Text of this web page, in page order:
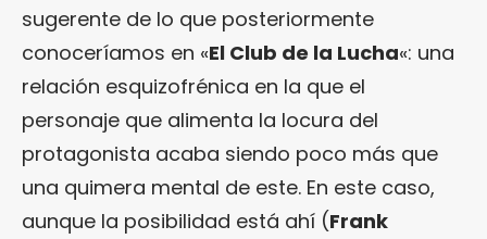
sugerente de lo que posteriormente
conoceríamos en «El Club de la Lucha«: una
relación esquizofrénica en la que el
personaje que alimenta la locura del
protagonista acaba siendo poco más que
una quimera mental de este. En este caso,
aunque la posibilidad está ahí (Frank